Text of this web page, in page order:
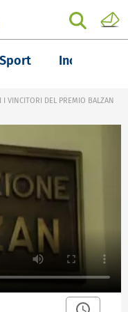
Sport Inchieste
I VINCITORI DEL PREMIO BALZAN